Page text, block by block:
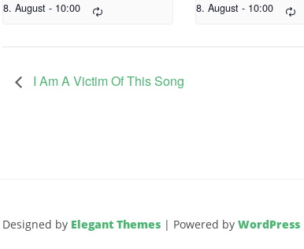
8. August - 10:00 8. August - 10:00
I Am A Victim Of This Song
Designed by Elegant Themes | Powered by WordPress